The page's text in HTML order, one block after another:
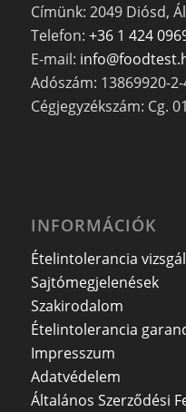
Címünk: 2049 Diósd,
Telefon: +36 1 424
E-mail:
Adószám: 13869920-
Cégjegyzékszám: Cg.
INFORMÁCIÓK
Ételintolerancia
Sajtómegjelenések
Szakirodalom
Ételintolerancia
Impresszum
Adatvédelem
Általános Szerződési